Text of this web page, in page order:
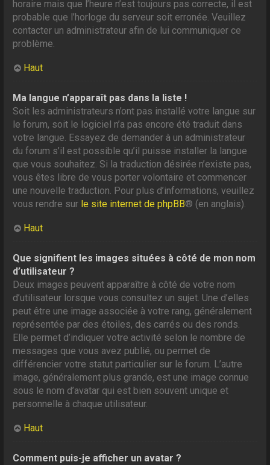
horaire mais que l’heure n’est toujours pas correcte, il est
probable que l’horloge du serveur soit erronée. Veuillez
contacter un administrateur afin de lui communiquer ce
problème.
Haut
Ma langue n’apparaît pas dans la liste !
Soit les administrateurs n’ont pas installé votre langue sur
le forum, soit le logiciel n’a pas encore été traduit dans
votre langue. Essayez de demander à un administrateur
du forum s’il est possible qu’il puisse installer la langue
que vous souhaitez. Si la traduction désirée n’existe pas,
vous êtes libre de vous porter volontaire et commencer
une nouvelle traduction. Pour plus d’informations, veuillez
vous rendre sur le site internet de phpBB® (en anglais).
Haut
Que signifient les images situées à côté de mon nom
d’utilisateur ?
Deux images peuvent apparaître à côté de votre nom
d’utilisateur lorsque vous consultez un sujet. Une d’elles
peut être une image associée à votre rang, généralement
représentée par des étoiles, des carrés ou des ronds.
Elle permet d’indiquer votre activité selon le nombre de
messages que vous avez publié, ou permet de
différencier votre statut particulier sur le forum. L’autre
image, généralement plus grande, est une image connue
sous le nom d’avatar qui est bien souvent unique et
personnelle à chaque utilisateur.
Haut
Comment puis-je afficher un avatar ?